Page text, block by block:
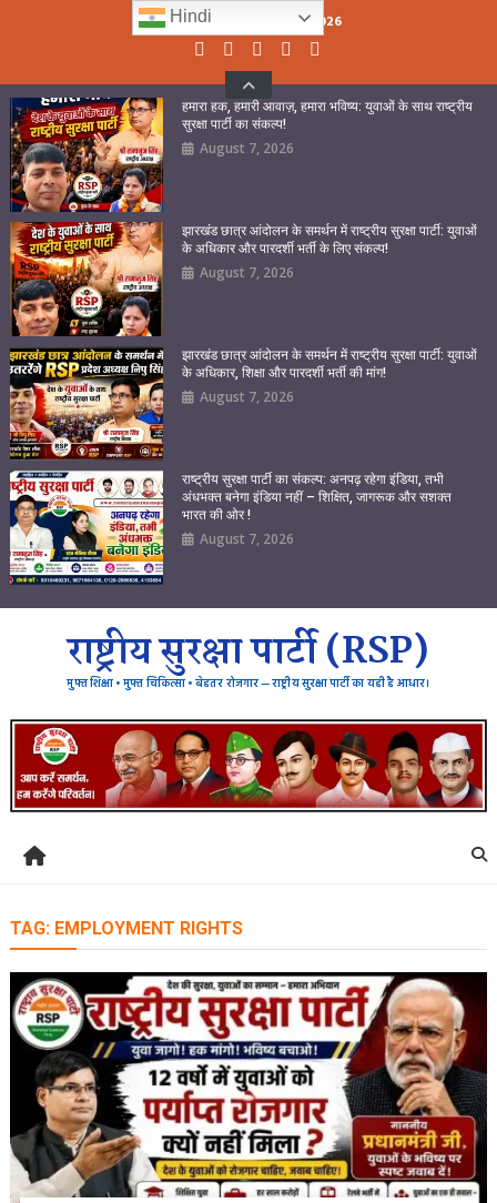
Saturday, August 08, 2026
हमारा हक, हमारी आवाज़, हमारा भविष्य: युवाओं के साथ राष्ट्रीय
सुरक्षा पार्टी का संकल्प!
August 7, 2026
झारखंड छात्र आंदोलन के समर्थन में राष्ट्रीय सुरक्षा पार्टी: युवाओं
के अधिकार और पारदर्शी भर्ती के लिए संकल्प!
August 7, 2026
झारखंड छात्र आंदोलन के समर्थन में राष्ट्रीय सुरक्षा पार्टी: युवाओं
के अधिकार, शिक्षा और पारदर्शी भर्ती की मांग!
August 7, 2026
राष्ट्रीय सुरक्षा पार्टी का संकल्प: अनपढ़ रहेगा इंडिया, तभी
अंधभक्त बनेगा इंडिया नहीं – शिक्षित, जागरूक और सशक्त
भारत की ओर !
August 7, 2026
राष्ट्रीय सुरक्षा पार्टी (RSP)
मुफ्त शिक्षा • मुफ्त चिकित्सा • बेहतर रोजगार — राष्ट्रीय सुरक्षा पार्टी का यही है आधार।
TAG: EMPLOYMENT RIGHTS
Hindi